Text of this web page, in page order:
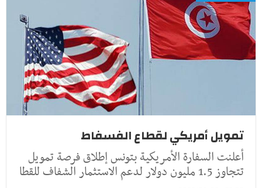
تمويل أمريكي لقطاع الفسفاط
أعلنت السفارة الأمريكية بتونس إطلاق فرصة تمويل
تتجاوز 1.5 مليون دولار لدعم الاستثمار الشفاف للقطا